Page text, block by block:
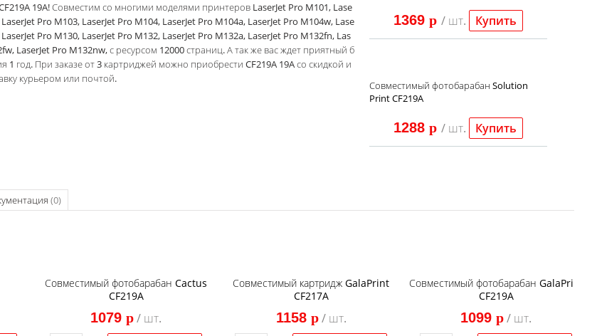
19A! Совместим со многими моделями принтеров LaserJet Pro M101, Lase
Pro M103, LaserJet Pro M104, LaserJet Pro M104a, LaserJet Pro M104w, Lase
Pro M130, LaserJet Pro M132, LaserJet Pro M132a, LaserJet Pro M132fn, Las
LaserJet Pro M132nw, с ресурсом 12000 страниц. А так же вас ждет приятный б
1 год. При заказе от 3 картриджей можно приобрести CF219A 19A со скидкой и
курьером или почтой.
1369p / шт. Купить
Совместимый фотобарабан Solution
Print CF219A
1288p / шт. Купить
(0)
Совместимый фотобарабан Cactus
CF219A
1079 p/ шт.
Совместимый картридж GalaPrint
CF217A
1158 p/ шт.
Совместимый фотобарабан GalaPrint
CF219A
1099 p/ шт.